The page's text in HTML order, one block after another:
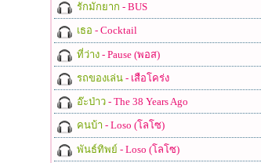
รักมักยาก - BUS
เธอ - Cocktail
ที่ว่าง- Pause (พอส)
รถของเล่น- เสือโคร่ง
อ๊ะป่าว- The 38 Years Ago
คนบ้า - Loso (โลโซ)
พันธ์ทิพย์ - Loso (โลโซ)